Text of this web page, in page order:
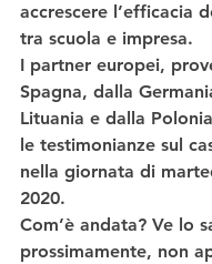
accrescere l’efficacia
tra scuola e impresa.
I partner europei,
Spagna, dalla
Lituania e dalla
le testimonianze sul
nella giornata di
2020.
Com’è andata? Ve lo
prossimamente, non